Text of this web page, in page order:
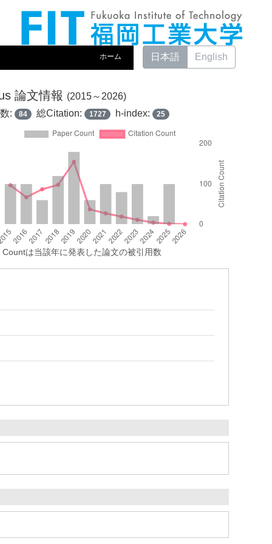
ホーム 日本語 English
論文情報 (2015～2026)
:
84 総Citation: 1727 h-index: 25
は当該年に発表した論文の被引用数